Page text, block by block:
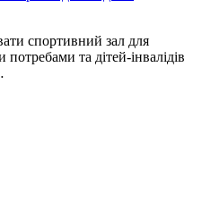
спортивний зал для
потребами та дітей-інвалідів